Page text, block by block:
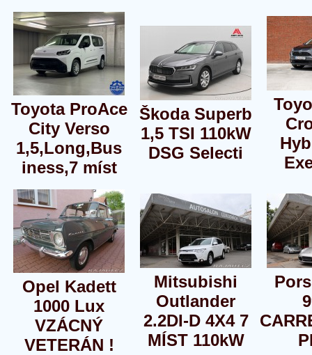
Toyota ProAce
City Verso
1,5,Long,Bus
iness,7 míst
Škoda Superb
1,5 TSI 110kW
DSG Selecti
Opel Kadett
1000 Lux
VZÁCNÝ
VETERÁN !
Mitsubishi
Outlander
2.2DI-D 4X4 7
MÍST 110kW